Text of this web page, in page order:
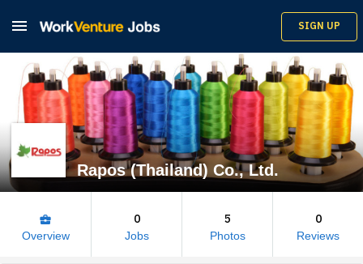
 SIGN UP
Rapos (Thailand) Co., Ltd.
business_center
Overview
0
Jobs
5
Photos
0
Reviews